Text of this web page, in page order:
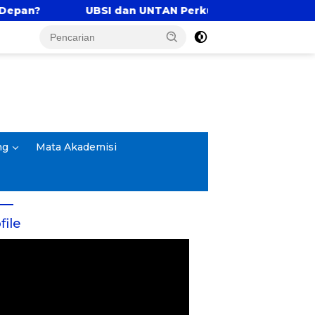
UNTAN Perkuat Tri Dharma Lewat Kolaborasi
Mata Akademisi